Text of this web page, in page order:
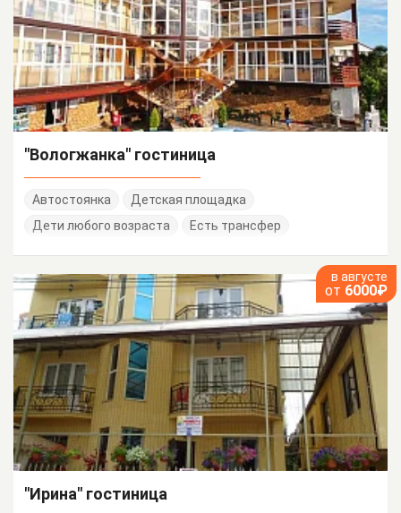
"Вологжанка" гостиница
Автостоянка
Детская площадка
Дети любого возраста
Есть трансфер
в августе
от 6000₽
"Ирина" гостиница